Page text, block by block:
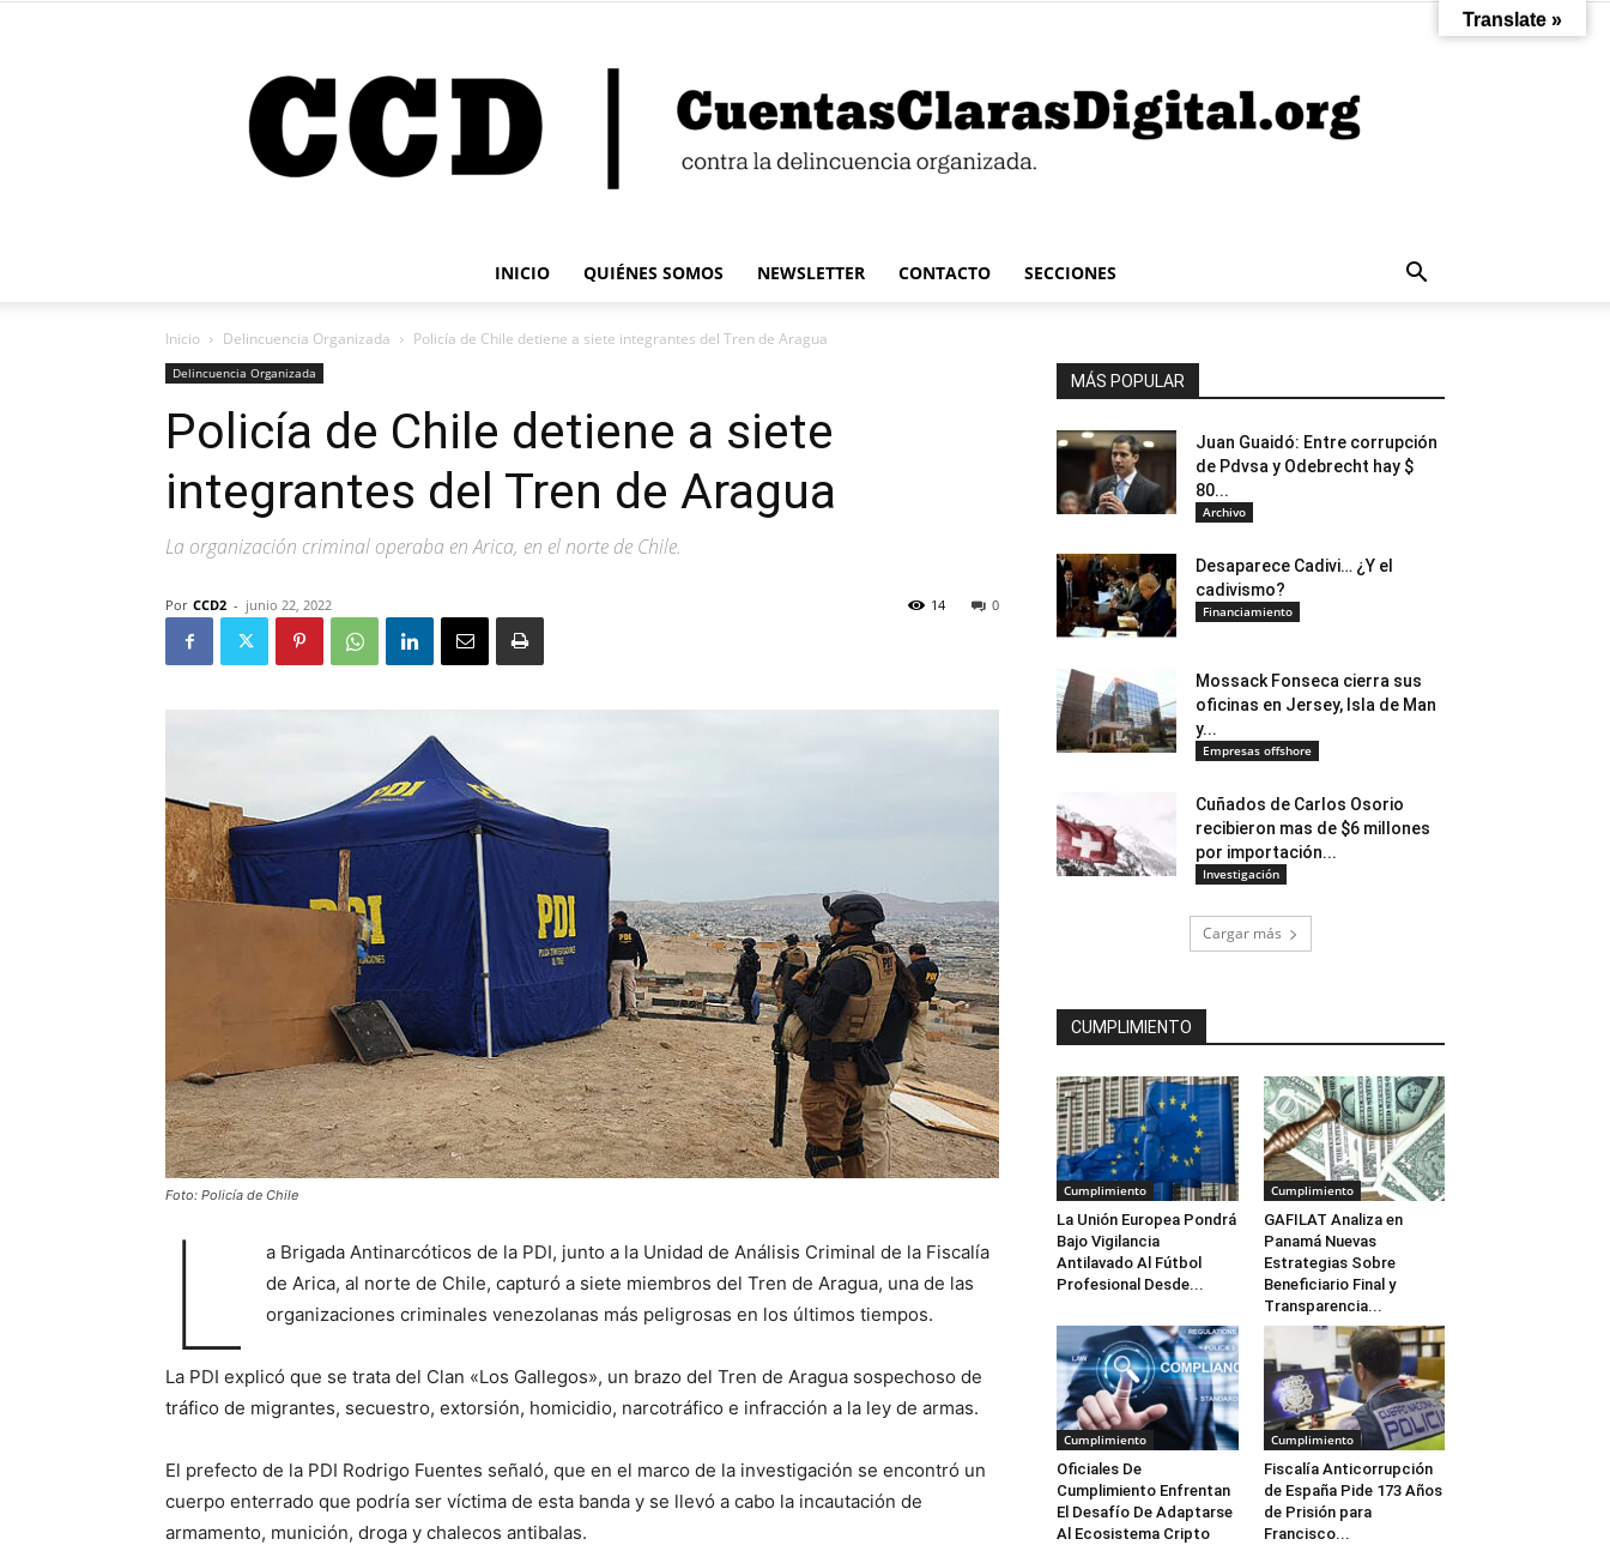
INICIO QUIÉNES SOMOS NEWSLETTER CONTACTO SECCIONES
Inicio Delincuencia Organizada Policía de Chile detiene a siete integrantes del Tren de Aragua
Delincuencia Organizada
Policía de Chile detiene a siete
integrantes del Tren de Aragua
La organización criminal operaba en Arica, en el norte de Chile.
Por CCD2 - junio 22, 2022 0
14
Foto: Policía de Chile
L
a Brigada Antinarcóticos de la PDI, junto a la Unidad de Análisis Criminal de la Fiscalía
de Arica, al norte de Chile, capturó a siete miembros del Tren de Aragua, una de las
organizaciones criminales venezolanas más peligrosas en los últimos tiempos.
La PDI explicó que se trata del Clan «Los Gallegos», un brazo del Tren de Aragua sospechoso de
tráfico de migrantes, secuestro, extorsión, homicidio, narcotráfico e infracción a la ley de armas.
El prefecto de la PDI Rodrigo Fuentes señaló, que en el marco de la investigación se encontró un
cuerpo enterrado que podría ser víctima de esta banda y se llevó a cabo la incautación de
armamento, munición, droga y chalecos antibalas.
MÁS POPULAR
Juan Guaidó: Entre corrupción
de Pdvsa y Odebrecht hay $
80...
Archivo
Desaparece Cadivi… ¿Y el
cadivismo?
Financiamiento
Mossack Fonseca cierra sus
oficinas en Jersey, Isla de Man
y...
Empresas offshore
Cuñados de Carlos Osorio
recibieron mas de $6 millones
por importación...
Investigación
Cargar más
CUMPLIMIENTO
Cumplimiento
La Unión Europea Pondrá
Bajo Vigilancia
Antilavado Al Fútbol
Profesional Desde...
Cumplimiento
GAFILAT Analiza en
Panamá Nuevas
Estrategias Sobre
Beneficiario Final y
Transparencia...
Cumplimiento
Oficiales De
Cumplimiento Enfrentan
El Desafío De Adaptarse
Al Ecosistema Cripto
Cumplimiento
Fiscalía Anticorrupción
de España Pide 173 Años
de Prisión para
Francisco...
Translate »